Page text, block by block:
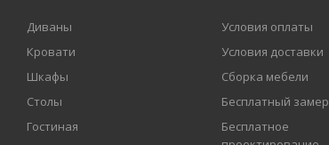
Диваны
Кровати
Шкафы
Столы
Гостиная
Условия оплаты
Условия доставки
Сборка мебели
Бесплатный замер
Бесплатное